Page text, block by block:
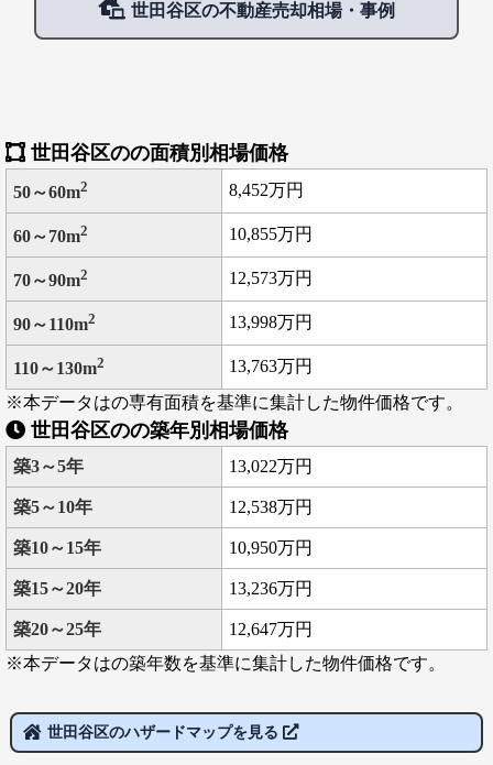
世田谷区の不動産売却相場・事例
世田谷区のの面積別相場価格
50～60m2 8,452万円
60～70m2 10,855万円
70～90m2 12,573万円
90～110m2 13,998万円
110～130m2
13,763万円
※本データはの専有面積を基準に集計した物件価格です。
世田谷区のの築年別相場価格
築3～5年 13,022万円
築5～10年 12,538万円
築10～15年 10,950万円
築15～20年 13,236万円
築20～25年
12,647万円
※本データはの築年数を基準に集計した物件価格です。
世田谷区のハザードマップを見る